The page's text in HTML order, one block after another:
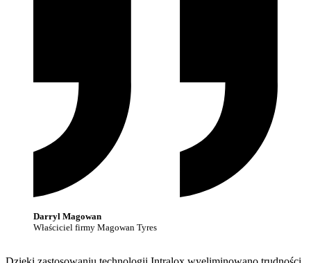
Darryl Magowan
Właściciel firmy Magowan Tyres